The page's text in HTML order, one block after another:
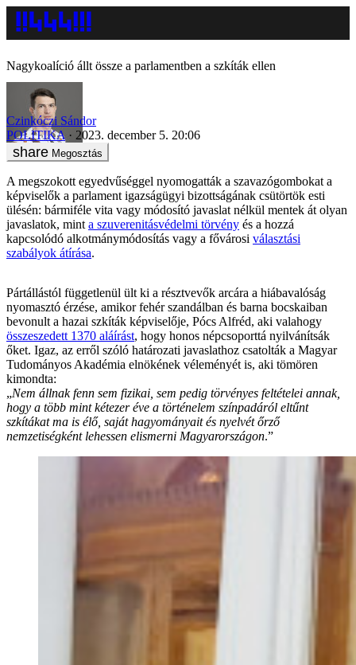
Nagykoalíció állt össze a parlamentben a szkíták ellen
Czinkóczi Sándor
POLITIKA
2023. december 5. 20:06
Megosztás
A megszokott egyedvűséggel nyomogatták a szavazógombokat a
képviselők a parlament igazságügyi bizottságának csütörtök esti
ülésén: bármiféle vita vagy módosító javaslat nélkül mentek át olyan
javaslatok, mint a szuverenitásvédelmi törvény és a hozzá
kapcsolódó alkotmánymódosítás vagy a fővárosi választási
szabályok átírása.
Pártállástól függetlenül ült ki a résztvevők arcára a hiábavalóság
nyomasztó érzése, amikor fehér szandálban és barna bocskaiban
bevonult a hazai szkíták képviselője, Pócs Alfréd, aki valahogy
összeszedett 1370 aláírást, hogy honos népcsoporttá nyilvánítsák
őket. Igaz, az erről szóló határozati javaslathoz csatolták a Magyar
Tudományos Akadémia elnökének véleményét is, aki tömören
kimondta:
„Nem állnak fenn sem fizikai, sem pedig törvényes feltételei annak,
hogy a több mint kétezer éve a történelem színpadáról eltűnt
szkítákat ma is élő, saját hagyományait és nyelvét őrző
nemzetiségként lehessen elismerni Magyarországon.”